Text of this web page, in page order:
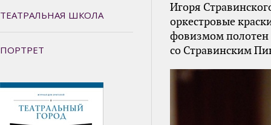
ТЕАТРАЛЬНАЯ ШКОЛА
ПОРТРЕТ
Игоря
оркестровые
фовизмом полотен
со Стравинским